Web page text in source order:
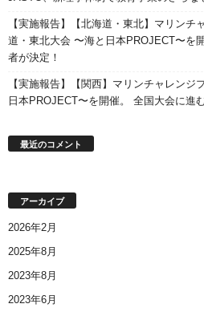
【実施報告】【北海道・東北】マリンチ
道・東北大会 〜海と日本PROJECT〜を
者が決定！
【実施報告】【関西】マリンチャレンジ
日本PROJECT〜を開催。 全国大会に進
最近のコメント
アーカイブ
2026年2月
2025年8月
2023年8月
2023年6月